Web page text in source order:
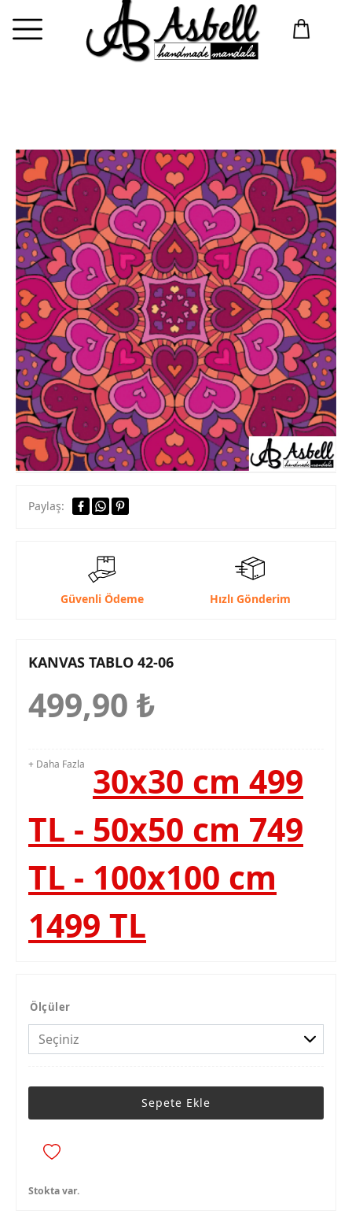
Paylaş:
Güvenli Ödeme Hızlı Gönderim
KANVAS TABLO 42-06
499,90 ₺
+ Daha Fazla
30x30 cm 499
TL - 50x50 cm 749
TL - 100x100 cm
1499 TL
Ölçüler
Sepete Ekle
Stokta var.